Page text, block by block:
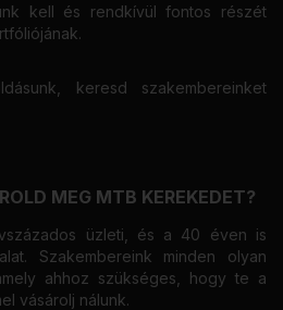
kell és rendkívül fontos részét
keresd szakembereinket
MEG MTB KEREKEDET?
üzleti, és a 40 éven is
Szakembereink minden olyan
ahhoz szükséges, hogy te a
vásárolj nálunk.